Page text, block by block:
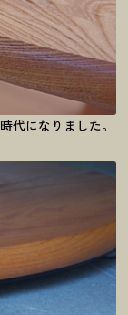
代になりました。